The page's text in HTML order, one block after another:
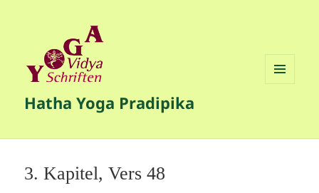
Hatha Yoga Pradipika
3. Kapitel, Vers 48